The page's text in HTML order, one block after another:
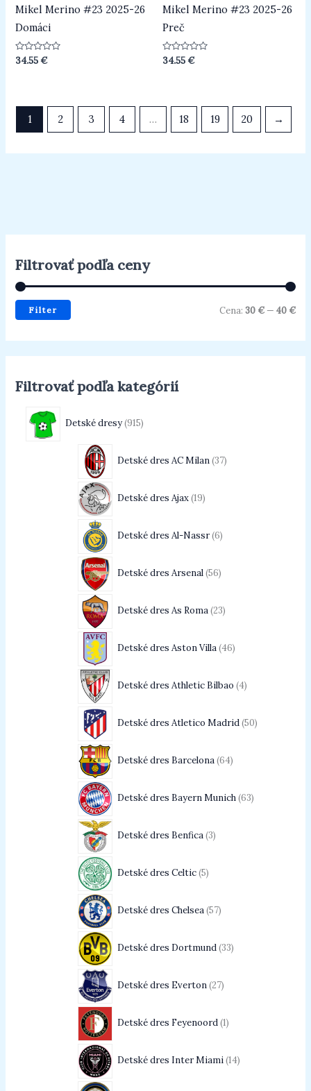
Filtrovať podľa ceny
Filter Cena: 30 €— 40 €
Filtrovať podľa kategórií
Detské dresy 915
Detské dres AC Milan 37
Detské dres Ajax 19
Detské dres Al-Nassr 6
Detské dres Arsenal 56
Detské dres As Roma 23
Detské dres Aston Villa 46
Detské dres Athletic Bilbao 4
Detské dres Atletico Madrid 50
Detské dres Barcelona 64
Detské dres Bayern Munich 63
Detské dres Benfica 3
Detské dres Celtic 5
Detské dres Chelsea 57
Detské dres Dortmund 33
Detské dres Everton 27
Detské dres Feyenoord 1
Detské dres Inter Miami 14
Mikel Merino #23 2025-26
Domáci
Hodnotenie
0
34.55€
Mikel Merino #23 2025-26
Preč
Hodnotenie
0
34.55€
1 2 3 4 … 18 19 20 →